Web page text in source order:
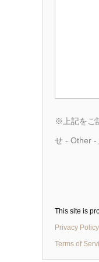
※上記をご
せ - Other -
This site is
Privacy Policy
Terms of